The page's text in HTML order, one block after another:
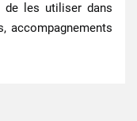
les utiliser dans
accompagnements